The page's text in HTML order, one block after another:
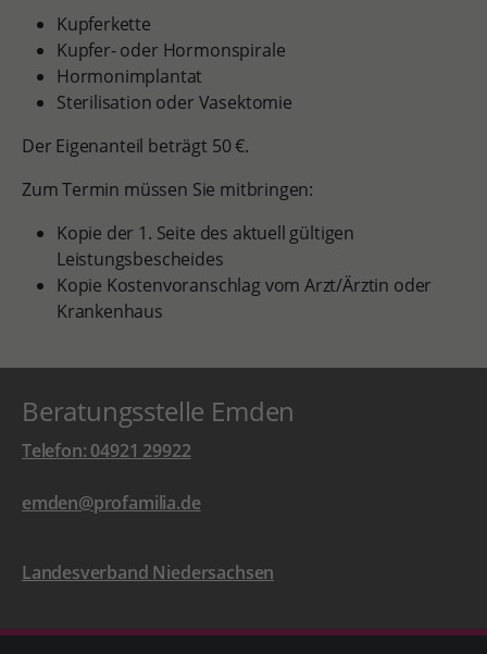
Kupferkette
Kupfer- oder Hormonspirale
Hormonimplantat
Sterilisation oder Vasektomie
Der Eigenanteil beträgt 50 €.
Zum Termin müssen Sie mitbringen:
Kopie der 1. Seite des aktuell gültigen
Leistungsbescheides
Kopie Kostenvoranschlag vom Arzt/Ärztin oder
Krankenhaus
Beratungsstelle Emden
Telefon: 04921 29922
emden@profamilia.de
Landesverband Niedersachsen